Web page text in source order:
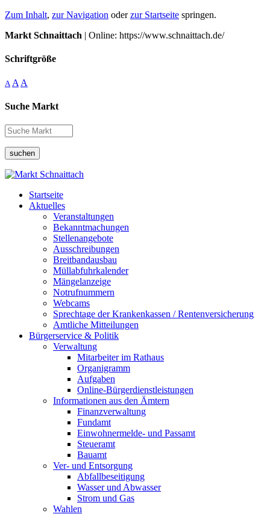
Zum Inhalt, zur Navigation oderzur Startseite springen.
Markt Schnaittach | Online: https://www.schnaittach.de/
Schriftgröße
A A A
Suche Markt
suchen
Startseite
Aktuelles
Veranstaltungen
Bekanntmachungen
Stellenangebote
Ausschreibungen
Breitbandausbau
Müllabfuhrkalender
Mängelanzeige
Notrufnummern
Webcams
Sprechtage der Krankenkassen / Rentenversicherung
Amtliche Mitteilungen
Bürgerservice & Politik
Verwaltung
Mitarbeiter im Rathaus
Organigramm
Aufgaben
Online-Bürgerdienstleistungen
Informationen aus den Ämtern
Finanzverwaltung
Fundamt
Einwohnermelde- und Passamt
Steueramt
Bauamt
Ver- und Entsorgung
Abfallbeseitigung
Wasser und Abwasser
Strom und Gas
Wahlen